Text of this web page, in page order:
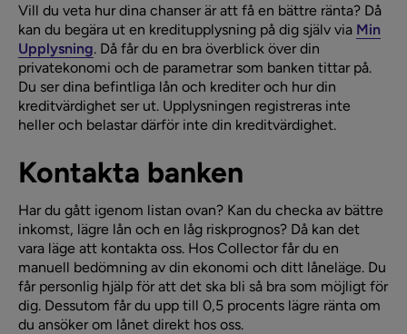
Vill du veta hur dina chanser är att få en bättre ränta? Då
kan du begära ut en kreditupplysning på dig själv via Min
Upplysning. Då får du en bra överblick över din
privatekonomi och de parametrar som banken tittar på.
Du ser dina befintliga lån och krediter och hur din
kreditvärdighet ser ut. Upplysningen registreras inte
heller och belastar därför inte din kreditvärdighet.
Kontakta banken
Har du gått igenom listan ovan? Kan du checka av bättre
inkomst, lägre lån och en låg riskprognos? Då kan det
vara läge att kontakta oss. Hos Collector får du en
manuell bedömning av din ekonomi och ditt låneläge. Du
får personlig hjälp för att det ska bli så bra som möjligt för
dig. Dessutom får du upp till 0,5 procents lägre ränta om
du ansöker om lånet direkt hos oss.